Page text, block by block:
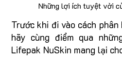
Những lợi ích tuyệt vời
Trước khi đi vào cách
hãy cùng điểm qua
Lifepak NuSkin mang lại